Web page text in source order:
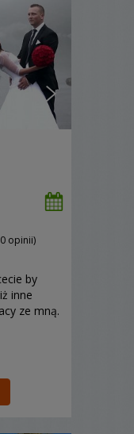
opinii)
by
inne
ze mną.